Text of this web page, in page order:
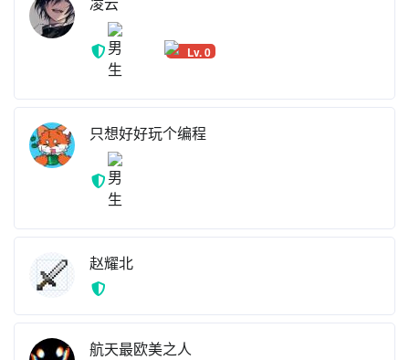
Lv. 0
只想好好玩个编程
赵耀北
航天最欧美之人